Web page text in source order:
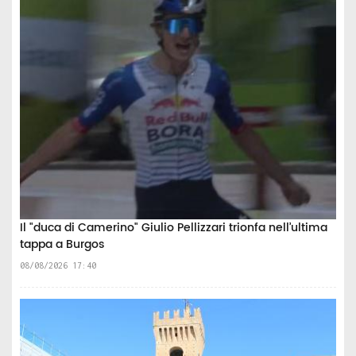
Il "duca di Camerino" Giulio Pellizzari trionfa nell’ultima
tappa a Burgos
08/08/2026 17:40